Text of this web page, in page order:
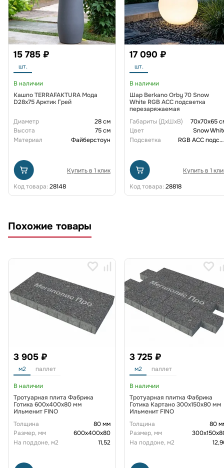
15 785 ₽
шт.
В наличии
Кашпо TERRAFAKTURA Мода
D28x75 Арктик Грей
Диаметр
28 см
Высота
75 см
Материал
Файберстоун
Купить в 1 клик
Код товара: 28148
17 090 ₽
шт.
В наличии
Шар Berkano Orby 70 Snow
White RGB ACC подсветка
перезаряжаемая
Габариты (ДxШxВ)
70x70x65
Цвет
Snow
Подсветка
RGB ACC подсветка перезаряжаемая
Купить в 1
Код товара: 28818
Похожие товары
3 905 ₽
м2 паллет
В наличии
Тротуарная плита Фабрика
Готика 600х400х80 мм
Ильменит FINO
Толщина
80 мм
Размер, мм
600х400х80
На поддоне, м2
11,52
3 725 ₽
м2 паллет
В наличии
Тротуарная плитка Фабрика
Готика Картано 300х150х80 мм
Ильменит FINO
Толщина
80
Размер, мм
На поддоне, м2